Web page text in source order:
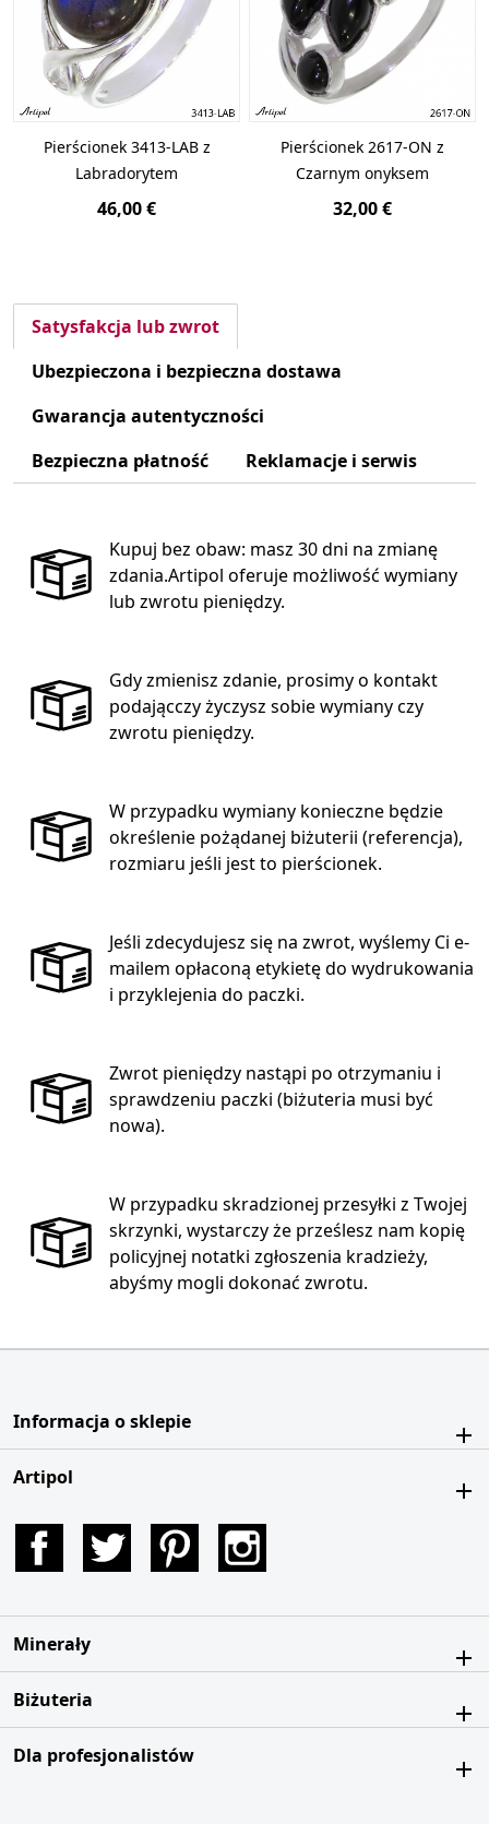
Pierścionek 3413-LAB z
Labradorytem
46,00 €
Pierścionek 2617-ON z
Czarnym onyksem
32,00 €
Satysfakcja lub zwrot
Ubezpieczona i bezpieczna dostawa
Gwarancja autentyczności
Bezpieczna płatność
Reklamacje i serwis
Kupuj bez obaw: masz 30 dni na zmianę
zdania.Artipol oferuje możliwość wymiany
lub zwrotu pieniędzy.
Gdy zmienisz zdanie, prosimy o kontakt
podającczy życzysz sobie wymiany czy
zwrotu pieniędzy.
W przypadku wymiany konieczne będzie
określenie pożądanej biżuterii (referencja),
rozmiaru jeśli jest to pierścionek.
Jeśli zdecydujesz się na zwrot, wyślemy Ci e-
mailem opłaconą etykietę do wydrukowania
i przyklejenia do paczki.
Zwrot pieniędzy nastąpi po otrzymaniu i
sprawdzeniu paczki (biżuteria musi być
nowa).
W przypadku skradzionej przesyłki z Twojej
skrzynki, wystarczy że prześlesz nam kopię
policyjnej notatki zgłoszenia kradzieży,
abyśmy mogli dokonać zwrotu.
Informacja o sklepie
Artipol
Facebook Twitter Pinterest
Minerały
Biżuteria
Dla profesjonalistów